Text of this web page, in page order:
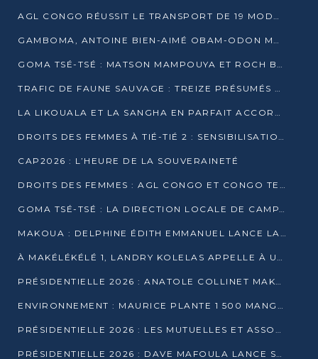
AGL CONGO RÉUSSIT LE TRANSPORT DE 19 MODULES HORS GABARIT ENTRE POINTE-NOIRE ET BRAZZAVILLE
GAMBOMA, ANTOINE BIEN-AIMÉ OBAM-ODON MOBILISE LES 32 148 ÉLECTEURS EN FAVEUR DE DENIS SASSOU NGUESSO
GOMA TSÉ-TSÉ : MATSON MAMPOUYA ET ROCH BREDIN BISSALA NKOUNKOU EN CAMPAGNE DE PROXIMITÉ
TRAFIC DE FAUNE SAUVAGE : TREIZE PRÉSUMÉS TRAFIQUANTS INTERPELLÉS AU CONGO EN 2025
LA LIKOUALA ET LA SANGHA EN PARFAIT ACCORD AVEC LE PROJET DE SOCIÉTÉ DU CANDIDAT DENIS SASSOU-N’GUESSO
DROITS DES FEMMES À TIÉ-TIÉ 2 : SENSIBILISATION ET PÉDAGOGIE SUR LE DROIT DE VOTE
CAP2026 : L’HEURE DE LA SOUVERAINETÉ
DROITS DES FEMMES : AGL CONGO ET CONGO TERMINAL METTENT EN AVANT LE LEADERSHIP FÉMININ
GOMA TSÉ-TSÉ : LA DIRECTION LOCALE DE CAMPAGNE INTENSIFIE LA SENSIBILISATION DANS LES VILLAGES
MAKOUA : DELPHINE ÉDITH EMMANUEL LANCE LA CAMPAGNE POUR DENIS SASSOU-N’GUESSO
À MAKÉLÉKÉLÉ 1, LANDRY KOLELAS APPELLE À UNE MOBILISATION MASSIVE EN FAVEUR DE DENIS SASSOU-N’GUESSO
PRÉSIDENTIELLE 2026 : ANATOLE COLLINET MAKOSSO DÉFEND LE PROJET DE SOCIÉTÉ DE DENIS SASSOU NGUESSO
ENVIRONNEMENT : MAURICE PLANTE 1 500 MANGROVES POUR HONORER WANGARI MAATHAI
PRÉSIDENTIELLE 2026 : LES MUTUELLES ET ASSOCIATIONS S’IMPLIQUENT DANS LA CAMPAGNE ÉLECTORALE À TIÉ-TIÉ 2 (POINTE-NOIRE)
PRÉSIDENTIELLE 2026 : DAVE MAFOULA LANCE SA « VAGUE DU NOUVEAU DÉPART » À IMPFONDO